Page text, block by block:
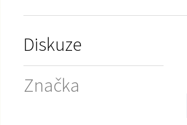
Diskuze
Značka